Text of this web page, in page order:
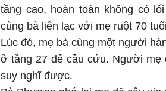
tầng cao, hoàn toàn không có
cùng bà liên lạc với mẹ ruột 70
Lúc đó, mẹ bà cùng một người
ở tầng 27 để cầu cứu. Người mẹ
suy nghĩ được.